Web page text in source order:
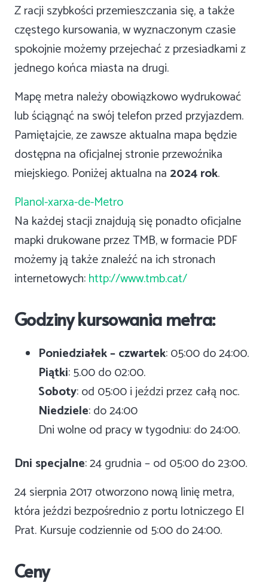
Z racji szybkości przemieszczania się, a także
częstego kursowania, w wyznaczonym czasie
spokojnie możemy przejechać z przesiadkami z
jednego końca miasta na drugi.
Mapę metra należy obowiązkowo wydrukować
lub ściągnąć na swój telefon przed przyjazdem.
Pamiętajcie, ze zawsze aktualna mapa będzie
dostępna na oficjalnej stronie przewoźnika
miejskiego. Poniżej aktualna na 2024 rok.
Planol-xarxa-de-Metro
Na każdej stacji znajdują się ponadto oficjalne
mapki drukowane przez TMB, w formacie PDF
możemy ją także znaleźć na ich stronach
internetowych:http://www.tmb.cat/
Godziny kursowania metra:
Poniedziałek – czwartek: 05:00 do 24:00.
Piątki: 5.00 do 02:00.
Soboty: od 05:00 i jeździ przez całą noc.
Niedziele: do 24:00
Dni wolne od pracy w tygodniu: do 24:00.
Dni specjalne: 24 grudnia – od 05:00 do 23:00.
24 sierpnia 2017 otworzono nową linię metra,
która jeździ bezpośrednio z portu lotniczego El
Prat. Kursuje codziennie od 5:00 do 24:00.
Ceny